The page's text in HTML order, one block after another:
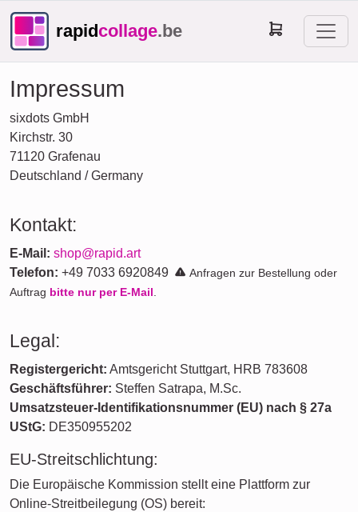
rapidcollage.be
Impressum
sixdots GmbH
Kirchstr. 30
71120 Grafenau
Deutschland / Germany
Kontakt:
E-Mail: shop@rapid.art
Telefon: +49 7033 6920849
Anfragen zur Bestellung oder
Auftrag bitte nur per E-Mail
Legal:
Registergericht: Amtsgericht Stuttgart, HRB 783608
Geschäftsführer: Steffen Satrapa, M.Sc.
Umsatzsteuer-Identifikationsnummer (EU) nach § 27a
UStG: DE350955202
EU-Streitschlichtung:
Die Europäische Kommission stellt eine Plattform zur
Online-Streitbeilegung (OS) bereit: